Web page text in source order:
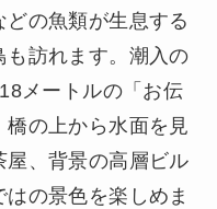
の魚類が生息する
も訪れます。潮入の
メートルの「お伝
の上から水面を見
、背景の高層ビル
の景色を楽しめま